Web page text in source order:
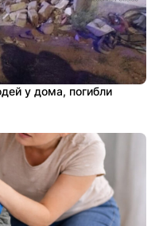
у дома, погибли